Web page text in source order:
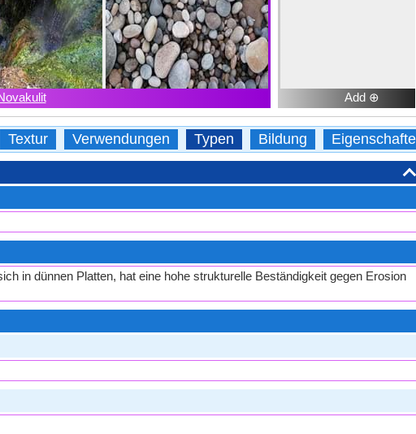
Add ⊕
Textur Verwendungen Typen Bildung
in dünnen Platten, hat eine hohe strukturelle Beständigkeit gegen Erosion